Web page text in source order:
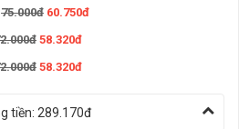
75.000đ 60.750đ
58.320đ
58.320đ
tiền: 289.170đ